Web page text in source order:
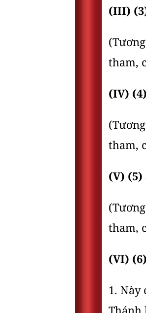
(III)
tham,
(IV)
tham,
(V)
tham,
(VI)
1. Này